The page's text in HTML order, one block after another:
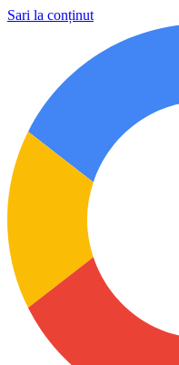
Sari la conținut